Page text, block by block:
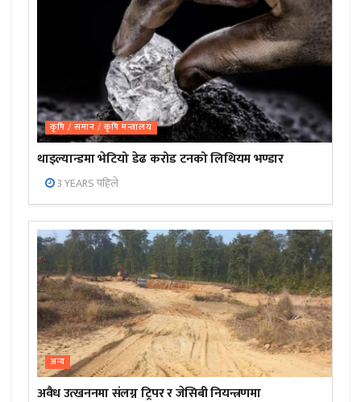
कृषि / समान / कृषि मन्त्रालय
थाइल्यान्डमा भेटियो डेढ करोड टनको लिथियम भण्डार
3 YEARS पहिले
अन्य
अवैध उत्खननमा संलग्न ट्रिपर र जेसिबी नियन्त्रणमा